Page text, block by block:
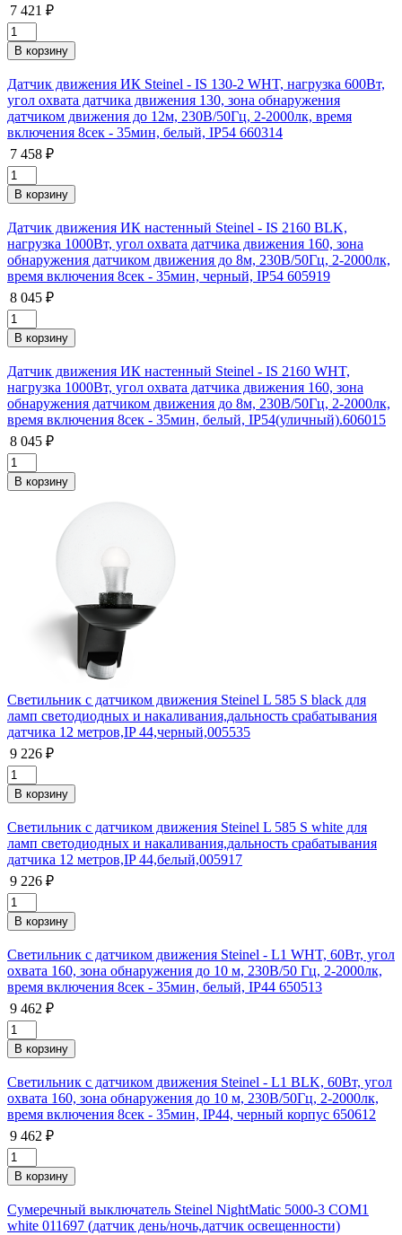
7 421 ₽
Датчик движения ИК Steinel - IS 130-2 WHT, нагрузка 600Вт,
угол охвата датчика движения 130, зона обнаружения
датчиком движения до 12м, 230В/50Гц, 2-2000лк, время
включения 8сек - 35мин, белый, IP54 660314
7 458 ₽
Датчик движения ИК настенный Steinel - IS 2160 BLK,
нагрузка 1000Вт, угол охвата датчика движения 160, зона
обнаружения датчиком движения до 8м, 230В/50Гц, 2-2000лк,
время включения 8сек - 35мин, черный, IP54 605919
8 045 ₽
Датчик движения ИК настенный Steinel - IS 2160 WHT,
нагрузка 1000Вт, угол охвата датчика движения 160, зона
обнаружения датчиком движения до 8м, 230В/50Гц, 2-2000лк,
время включения 8сек - 35мин, белый, IP54(уличный).606015
8 045 ₽
Светильник с датчиком движения Steinel L 585 S black для
ламп светодиодных и накаливания,дальность срабатывания
датчика 12 метров,IP 44,черный,005535
9 226 ₽
Светильник с датчиком движения Steinel L 585 S white для
ламп светодиодных и накаливания,дальность срабатывания
датчика 12 метров,IP 44,белый,005917
9 226 ₽
Светильник с датчиком движения Steinel - L1 WHT, 60Вт, угол
охвата 160, зона обнаружения до 10 м, 230В/50 Гц, 2-2000лк,
время включения 8сек - 35мин, белый, IP44 650513
9 462 ₽
Светильник с датчиком движения Steinel - L1 BLK, 60Вт, угол
охвата 160, зона обнаружения до 10 м, 230В/50Гц, 2-2000лк,
время включения 8сек - 35мин, IP44, черный корпус 650612
9 462 ₽
Сумеречный выключатель Steinel NightMatic 5000-3 COM1
white 011697 (датчик день/ночь,датчик освещенности)